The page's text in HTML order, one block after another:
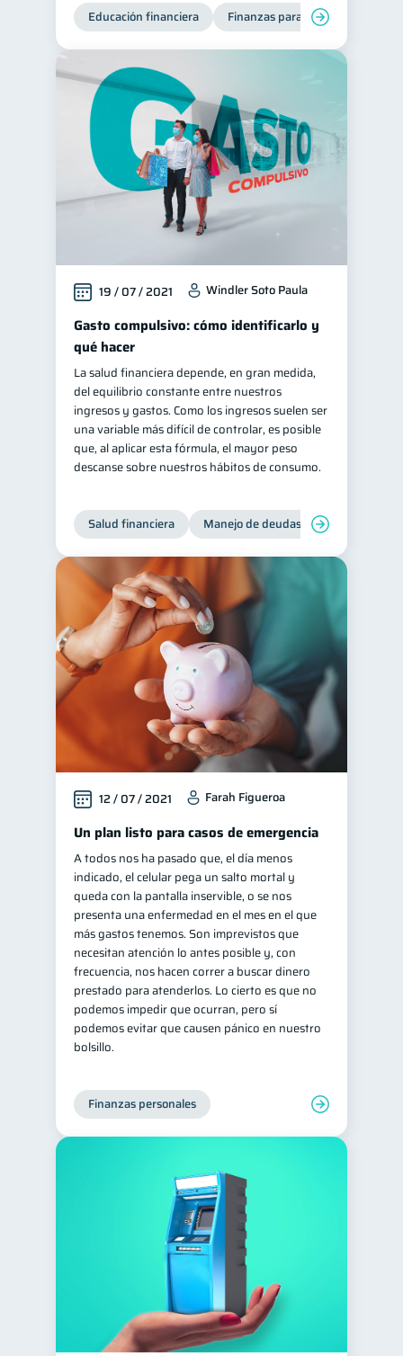
Educación financiera Finanzas para jóvenes
19 / 07 / 2021 Windler Soto Paula
Gasto compulsivo: cómo identificarlo y
qué hacer
La salud financiera depende, en gran medida,
del equilibrio constante entre nuestros
ingresos y gastos. Como los ingresos suelen ser
una variable más difícil de controlar, es posible
que, al aplicar esta fórmula, el mayor peso
descanse sobre nuestros hábitos de consumo.
Salud financiera Manejo de deudas
12 / 07 / 2021 Farah Figueroa
Un plan listo para casos de emergencia
A todos nos ha pasado que, el día menos
indicado, el celular pega un salto mortal y
queda con la pantalla inservible, o se nos
presenta una enfermedad en el mes en el que
más gastos tenemos. Son imprevistos que
necesitan atención lo antes posible y, con
frecuencia, nos hacen correr a buscar dinero
prestado para atenderlos. Lo cierto es que no
podemos impedir que ocurran, pero sí
podemos evitar que causen pánico en nuestro
bolsillo.
Finanzas personales